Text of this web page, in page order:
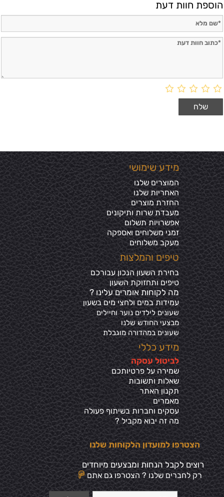
הוספת חוות דעת
מידע שימושי
המוצרים שלנו
האחריות שלנו
החזרת מוצרים
מעבדת שרות ותיקונים
אפשרויות תשלום
זמני משלוחים ואספקה
מעקב משלוחים
טיפים והמלצות
בחירת השעון הנכון עבורכם
טיפים ותחזוקת השעון
מה לקוחות אומרים עלינו ?
עמידות במים ולחצי מים בשעון
שעונים לילדים נוער וחיילים
מבצעי החודש שלנו
שעונים במהדורה מוגבלת
מידע כללי
לביטול עסקה
שמירה על פרטיותכם
שאלות ותשובות
תקנון האתר
מאמרים
עסקים וחברות בשיתוף פעולה
מה זה יבוא מקביל ?
הצטרפו למועדון הלקוחות שלנו
רוצים לקבל הנחות ומבצעים מיוחדים
רק לחברים שלנו ? הצטרפו גם אתם